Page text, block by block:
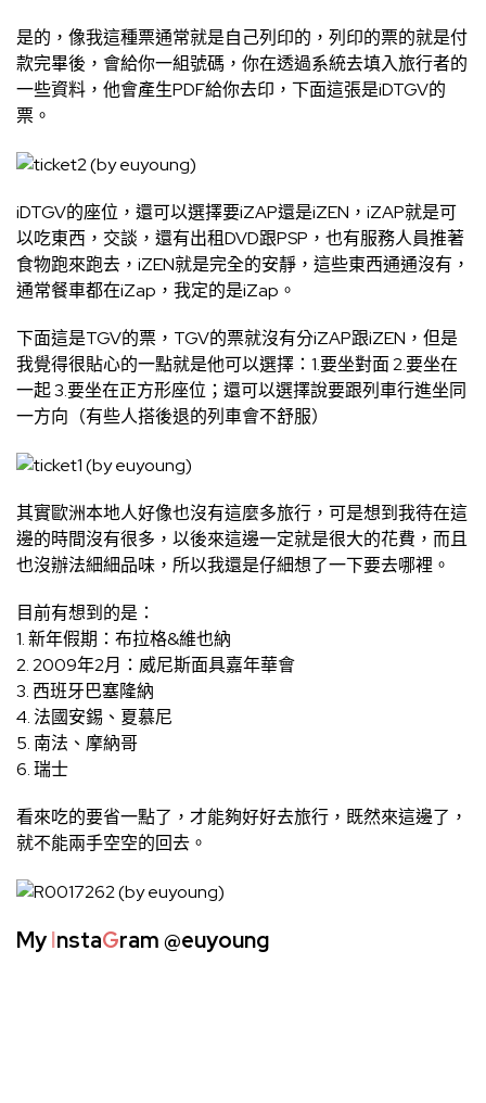
是的，像我這種票通常就是自己列印的，列印的票的就是付
款完畢後，會給你一組號碼，你在透過系統去填入旅行者的
一些資料，他會產生PDF給你去印，下面這張是iDTGV的
票。
iDTGV的座位，還可以選擇要iZAP還是iZEN，iZAP就是可
以吃東西，交談，還有出租DVD跟PSP，也有服務人員推著
食物跑來跑去，iZEN就是完全的安靜，這些東西通通沒有，
通常餐車都在iZap，我定的是iZap。
下面這是TGV的票，TGV的票就沒有分iZAP跟iZEN，但是
我覺得很貼心的一點就是他可以選擇：1.要坐對面 2.要坐在
一起 3.要坐在正方形座位；還可以選擇說要跟列車行進坐同
一方向（有些人搭後退的列車會不舒服）
其實歐洲本地人好像也沒有這麼多旅行，可是想到我待在這
邊的時間沒有很多，以後來這邊一定就是很大的花費，而且
也沒辦法細細品味，所以我還是仔細想了一下要去哪裡。
目前有想到的是：
1. 新年假期：布拉格&維也納
2. 2009年2月：威尼斯面具嘉年華會
3. 西班牙巴塞隆納
4. 法國安錫、夏慕尼
5. 南法、摩納哥
6. 瑞士
看來吃的要省一點了，才能夠好好去旅行，既然來這邊了，
就不能兩手空空的回去。
MyInstaGram@euyoung